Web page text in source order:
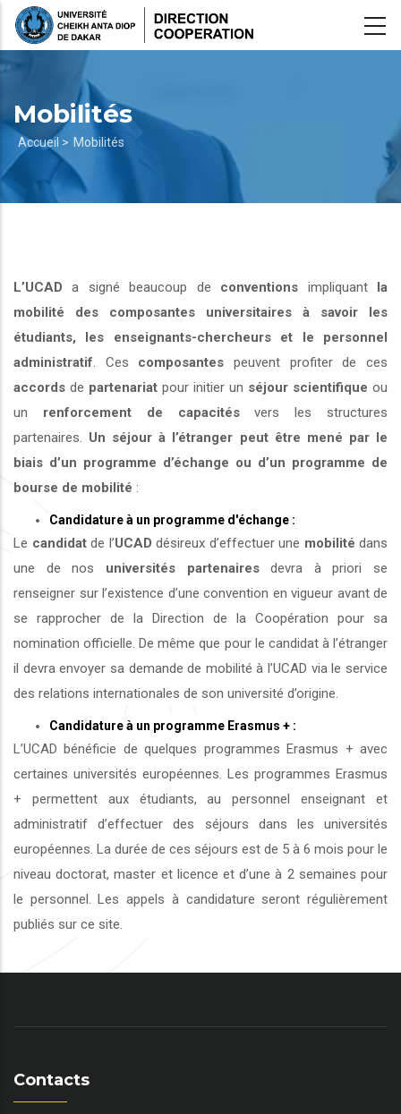
Aller
Mobilités
Fil
d'Ariane
Accueil > Mobilités
L’UCAD a signé beaucoup de conventions impliquant la
mobilité des composantes universitaires à savoir les
étudiants, les enseignants-chercheurs et le personnel
administratif . Ces composantes peuvent profiter de ces
accords de partenariat pour initier un séjour scientifique ou
un renforcement de capacitésvers les structures
partenaires. Un séjour à l’étranger peut être mené par le
biais d’un programme d’échange ou d’un programme de
bourse de mobilité :
Candidature à un programme d'échange :
Le candidatde l’UCAD désireux d’effectuer une mobilité dans
une de nos universités partenairesdevra à priori se
renseigner sur l’existence d’une convention en vigueur avant de
se rapprocher de la Direction de la Coopération pour sa
nomination officielle. De même que pour le candidat à l’étranger
il devra envoyer sa demande de mobilité à l’UCAD via le service
des relations internationales de son université d’origine.
Candidature à un programme Erasmus + :
L’UCAD bénéficie de quelques programmes Erasmus + avec
certaines universités européennes. Les programmes Erasmus
+ permettent aux étudiants, au personnel enseignant et
administratif d’effectuer des séjours dans les universités
européennes. La durée de ces séjours est de 5 à 6 mois pour le
niveau doctorat, master et licence et d’une à 2 semaines pour
le personnel. Les appels à candidature seront régulièrement
publiés sur ce site.
Contacts